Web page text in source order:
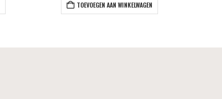
TOEVOEGEN AAN WINKELWAGEN